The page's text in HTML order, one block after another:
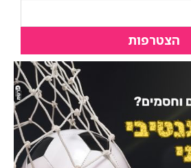
הצטרפות